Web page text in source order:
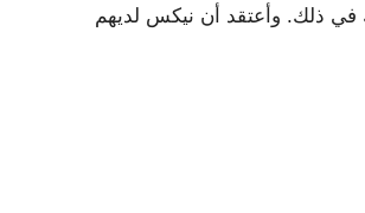
في ذلك. وأعتقد أن نيكس لديهم